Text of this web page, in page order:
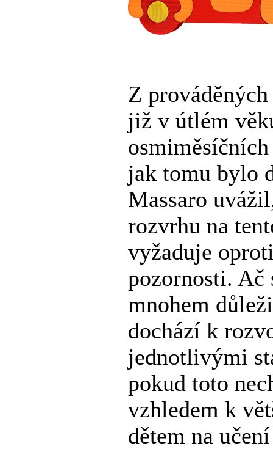
Z
již v útlém
jak tomu bylo
Massaro
rozvrhu na
vyžaduje
pozornosti. Ač
mnohem
dochází k
jednotlivými
pokud toto
vzhledem k
dětem na